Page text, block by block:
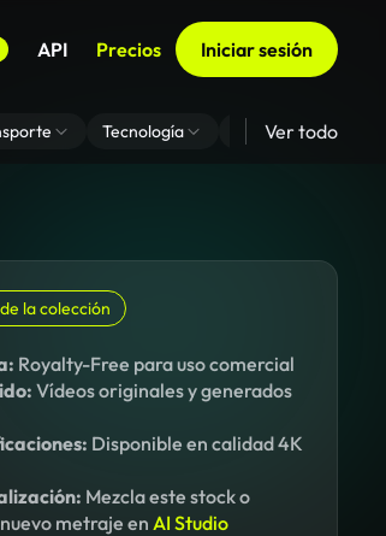
API Precios Iniciar sesión
Tecnología Zoom De Fondo
Ver todo
la colección
Royalty-Free para uso comercial
Vídeos originales y generados
Disponible en calidad 4K
Mezcla este stock o
metraje enAI Studio